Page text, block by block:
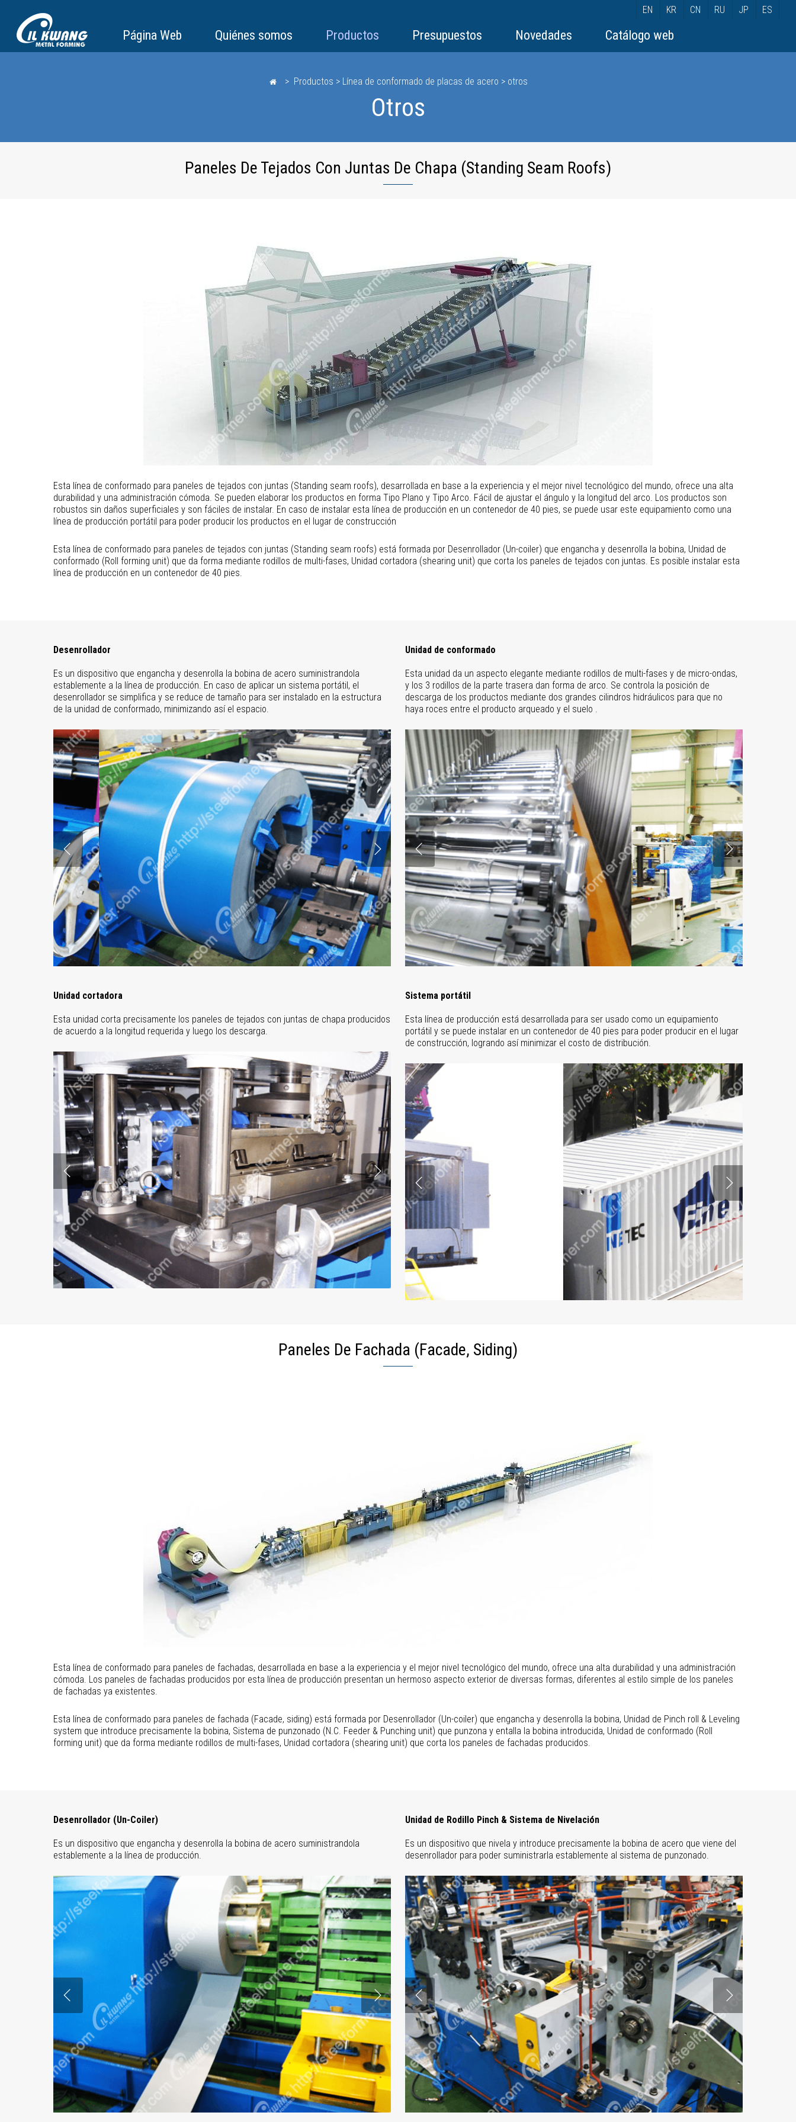
EN KR CN RU JP ES
Página Web Quiénes somos Productos Presupuestos Novedades Catálogo web
> Productos > Línea de conformado de placas de acero > otros
Otros
Paneles De Tejados Con Juntas De Chapa (Standing Seam Roofs)
Esta línea de conformado para paneles de tejados con juntas (Standing seam roofs), desarrollada en base a la experiencia y el mejor nivel tecnológico del mundo, ofrece una alta
durabilidad y una administración cómoda. Se pueden elaborar los productos en forma Tipo Plano y Tipo Arco. Fácil de ajustar el ángulo y la longitud del arco. Los productos son
robustos sin daños superficiales y son fáciles de instalar. En caso de instalar esta línea de producción en un contenedor de 40 pies, se puede usar este equipamiento como una
línea de producción portátil para poder producir los productos en el lugar de construcción
Esta línea de conformado para paneles de tejados con juntas (Standing seam roofs) está formada por Desenrollador (Un-coiler) que engancha y desenrolla la bobina, Unidad de
conformado (Roll forming unit) que da forma mediante rodillos de multi-fases, Unidad cortadora (shearing unit) que corta los paneles de tejados con juntas. Es posible instalar esta
línea de producción en un contenedor de 40 pies.
Desenrollador
Es un dispositivo que engancha y desenrolla la bobina de acero suministrandola
establemente a la línea de producción. En caso de aplicar un sistema portátil, el
desenrollador se simplifica y se reduce de tamaño para ser instalado en la estructura
de la unidad de conformado, minimizando así el espacio.
Unidad de conformado
Esta unidad da un aspecto elegante mediante rodillos de multi-fases y de micro-ondas,
y los 3 rodillos de la parte trasera dan forma de arco. Se controla la posición de
descarga de los productos mediante dos grandes cilindros hidráulicos para que no
haya roces entre el producto arqueado y el suelo .
Unidad cortadora
Esta unidad corta precisamente los paneles de tejados con juntas de chapa producidos
de acuerdo a la longitud requerida y luego los descarga.
Sistema portátil
Esta línea de producción está desarrollada para ser usado como un equipamiento
portátil y se puede instalar en un contenedor de 40 pies para poder producir en el lugar
de construcción, logrando así minimizar el costo de distribución.
Paneles De Fachada (Facade, Siding)
Esta línea de conformado para paneles de fachadas, desarrollada en base a la experiencia y el mejor nivel tecnológico del mundo, ofrece una alta durabilidad y una administración
cómoda. Los paneles de fachadas producidos por esta línea de producción presentan un hermoso aspecto exterior de diversas formas, diferentes al estilo simple de los paneles
de fachadas ya existentes.
Esta línea de conformado para paneles de fachada (Facade, siding) está formada por Desenrollador (Un-coiler) que engancha y desenrolla la bobina, Unidad de Pinch roll & Leveling
system que introduce precisamente la bobina, Sistema de punzonado (N.C. Feeder & Punching unit) que punzona y entalla la bobina introducida, Unidad de conformado (Roll
forming unit) que da forma mediante rodillos de multi-fases, Unidad cortadora (shearing unit) que corta los paneles de fachadas producidos.
Desenrollador (Un-Coiler)
Es un dispositivo que engancha y desenrolla la bobina de acero suministrandola
establemente a la línea de producción.
Unidad de Rodillo Pinch & Sistema de Nivelación
Es un dispositivo que nivela y introduce precisamente la bobina de acero que viene del
desenrollador para poder suministrarla establemente al sistema de punzonado.